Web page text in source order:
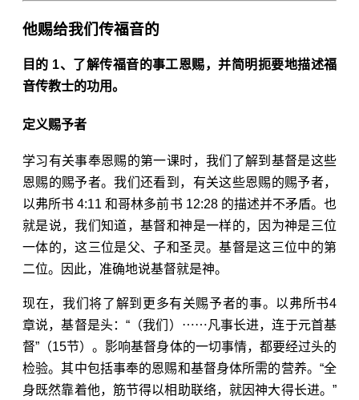
他赐给我们传福音的
目的 1、了解传福音的事工恩赐，并简明扼要地描述福
音传教士的功用。
定义赐予者
学习有关事奉恩赐的第一课时，我们了解到基督是这些
恩赐的赐予者。我们还看到，有关这些恩赐的赐予者，
以弗所书 4:11 和哥林多前书 12:28的描述并不矛盾。也
就是说，我们知道，基督和神是一样的，因为神是三位
一体的，这三位是父、子和圣灵。基督是这三位中的第
二位。因此，准确地说基督就是神。
现在，我们将了解到更多有关赐予者的事。 以弗所书4
章说，基督是头：“（我们）⋯⋯凡事长进，连于元首基
督”（15节）。影响基督身体的一切事情，都要经过头的
检验。其中包括事奉的恩赐和基督身体所需的营养。“全
身既然靠着他，筋节得以相助联络，就因神大得长进。”